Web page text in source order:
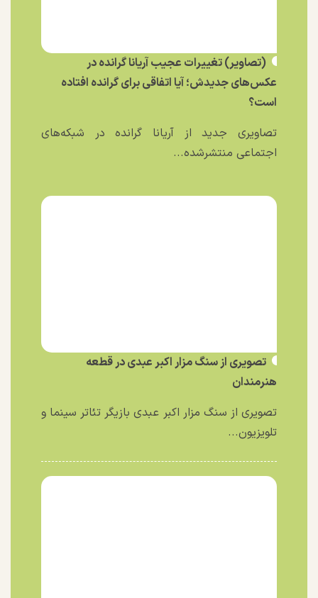
(تصاویر) تغییرات عجیب آریانا گرانده در
عکس‌های جدیدش؛ آیا اتفاقی برای گرانده افتاده
است؟
تصاویری جدید از آریانا گرانده در شبکه‌های
اجتماعی منتشرشده...
تصویری از سنگ مزار اکبر عبدی در قطعه
هنرمندان
تصویری از سنگ مزار اکبر عبدی بازیگر تئاتر سینما و
تلویزیون...